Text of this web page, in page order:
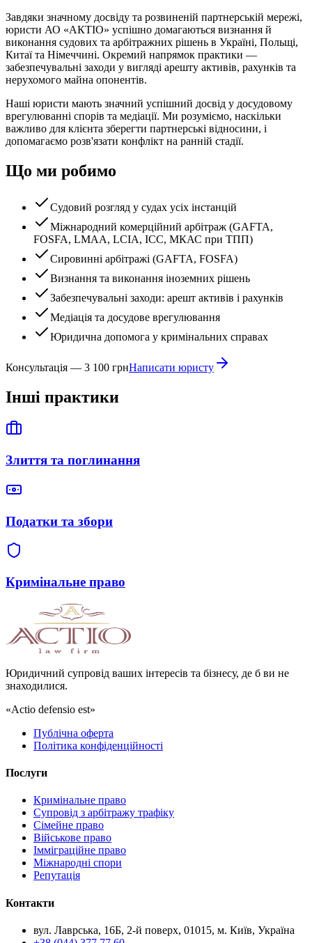
Завдяки значному досвіду та розвиненій партнерській мережі,
юристи АО «АКТІО» успішно домагаються визнання й
виконання судових та арбітражних рішень в Україні, Польщі,
Китаї та Німеччині. Окремий напрямок практики —
забезпечувальні заходи у вигляді арешту активів, рахунків та
нерухомого майна опонентів.
Наші юристи мають значний успішний досвід у досудовому
врегулюванні спорів та медіації. Ми розуміємо, наскільки
важливо для клієнта зберегти партнерські відносини, і
допомагаємо розв'язати конфлікт на ранній стадії.
Що ми робимо
Судовий розгляд у судах усіх інстанцій
Міжнародний комерційний арбітраж (GAFTA,
FOSFA, LMAA, LCIA, ICC, МКАС при ТПП)
Сировинні арбітражі (GAFTA, FOSFA)
Визнання та виконання іноземних рішень
Забезпечувальні заходи: арешт активів і рахунків
Медіація та досудове врегулювання
Юридична допомога у кримінальних справах
Консультація — 3 100 грнНаписати юристу
Інші практики
Злиття та поглинання
Податки та збори
Кримінальне право
Юридичний супровід ваших інтересів та бізнесу, де б ви не
знаходилися.
«Actio defensio est»
Публічна оферта
Політика конфіденційності
Послуги
Кримінальне право
Супровід з арбітражу трафіку
Сімейне право
Військове право
Імміграційне право
Міжнародні спори
Репутація
Контакти
вул. Лаврська, 16Б, 2-й поверх, 01015, м. Київ, Україна